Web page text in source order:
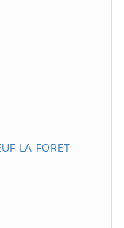
LA-FORET